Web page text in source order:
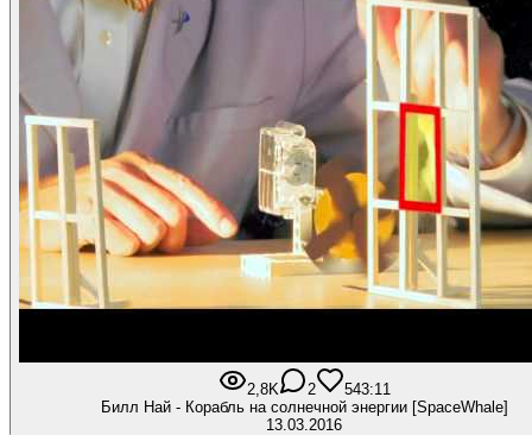
2,8K 2 543:11
Билл Най - Корабль на солнечной энергии [SpaceWhale]
13.03.2016